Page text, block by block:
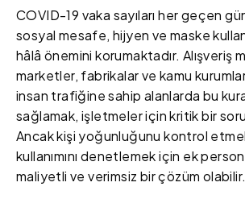
COVID-19 vaka sayıları her geçen
sosyal mesafe, hijyen ve maske
hâlâ önemini korumaktadır. Alışveriş
marketler, fabrikalar ve kamu
insan trafiğine sahip alanlarda bu
sağlamak, işletmeler için kritik bir
Ancak kişi yoğunluğunu kontrol
kullanımını denetlemek için ek
maliyetli ve verimsiz bir çözüm olabilir.